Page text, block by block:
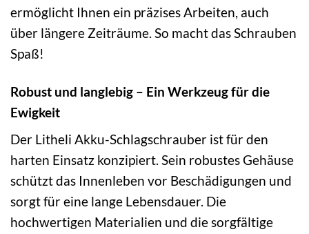
ermöglicht Ihnen ein präzises Arbeiten, auch
über längere Zeiträume. So macht das Schrauben
Spaß!
Robust und langlebig – Ein Werkzeug für die
Ewigkeit
Der Litheli Akku-Schlagschrauber ist für den
harten Einsatz konzipiert. Sein robustes Gehäuse
schützt das Innenleben vor Beschädigungen und
sorgt für eine lange Lebensdauer. Die
hochwertigen Materialien und die sorgfältige